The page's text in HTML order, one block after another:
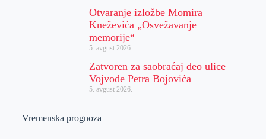
Otvaranje izložbe Momira
Kneževića „Osvežavanje
memorije“
5. avgust 2026.
Zatvoren za saobraćaj deo ulice
Vojvode Petra Bojovića
5. avgust 2026.
Vremenska prognoza